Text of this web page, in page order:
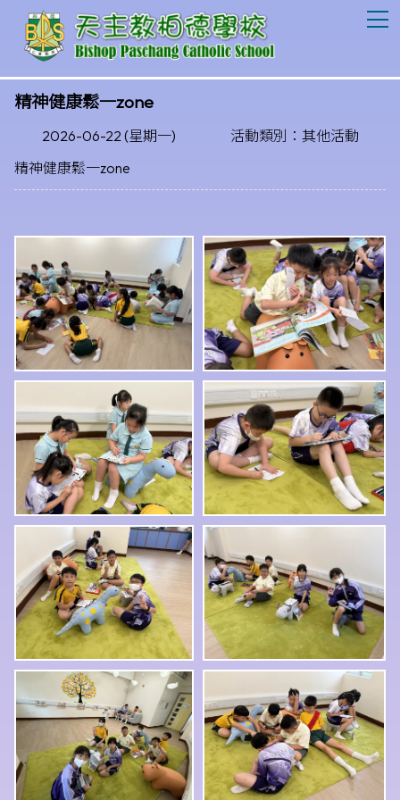
精神健康鬆一zone
2026-06-22 (星期一)
活動類別：其他活動
精神健康鬆一zone